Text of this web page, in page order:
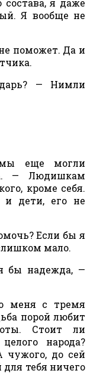
Я вообще не
поможет. Да и
— Нимли
еще могли
— Людишкам
кроме себя.
дети, его не
Если бы я
мало.
бы надежда, —
меня с тремя
порой любит
Стоит ли
народа?
чужого, до сей
тебя ничего